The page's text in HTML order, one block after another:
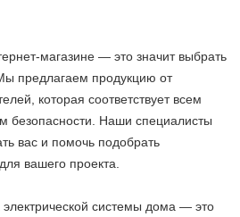
магазине — это значит выбрать
предлагаем продукцию от
которая соответствует всем
безопасности. Наши специалисты
вас и помочь подобрать
вашего проекта.
системы дома — это